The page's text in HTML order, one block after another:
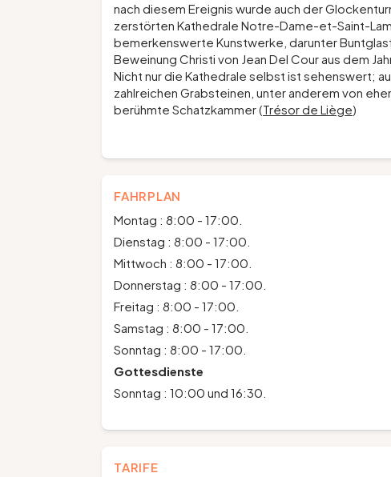
nach diesem Ereignis wurde auch der
zerstörten Kathedrale Notre-Dame-et-Saint-
bemerkenswerte Kunstwerke, darunter
Beweinung Christi von Jean Del Cour aus dem
Nicht nur die Kathedrale selbst ist sehenswert;
zahlreichen Grabsteinen, unter anderem von
berühmte Schatzkammer (Trésor de Liège)
FAHRPLAN
Montag : 8:00 - 17:00.
Dienstag : 8:00 - 17:00.
Mittwoch : 8:00 - 17:00.
Donnerstag : 8:00 - 17:00.
Freitag : 8:00 - 17:00.
Samstag : 8:00 - 17:00.
Sonntag : 8:00 - 17:00.
Gottesdienste
Sonntag : 10:00 und 16:30.
TARIFE